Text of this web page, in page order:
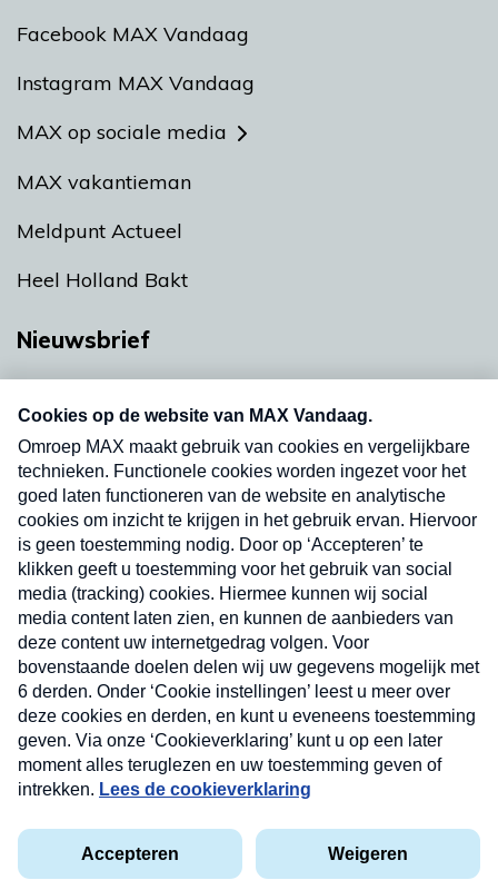
Facebook MAX Vandaag
Instagram MAX Vandaag
MAX op sociale media
MAX vakantieman
Meldpunt Actueel
Heel Holland Bakt
Nieuwsbrief
nieuwsbrief. Elke vrijdag- en dinsdagochtend in
uw mailbox.
Verzend
Privacyverklaring
Cookieverklaring
Kwetsbaarheid melden
Nieuwsbrief
Neem hier een gratis abonnement op onze
nieuwsbrief. Elke vrijdag- en dinsdagochtend in uw